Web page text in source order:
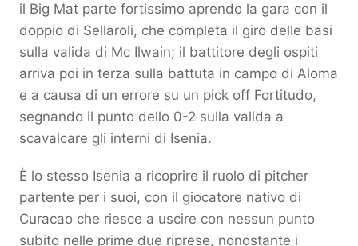
il Big Mat parte fortissimo aprendo la gara con il
doppio di Sellaroli, che completa il giro delle basi
sulla valida di Mc Ilwain; il battitore degli ospiti
arriva poi in terza sulla battuta in campo di Aloma
e a causa di un errore su un pick off Fortitudo,
segnando il punto dello 0-2 sulla valida a
scavalcare gli interni di Isenia.
È lo stesso Isenia a ricoprire il ruolo di pitcher
partente per i suoi, con il giocatore nativo di
Curacao che riesce a uscire con nessun punto
subito nelle prime due riprese, nonostante i